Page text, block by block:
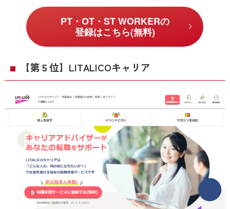
て良かったと思っています。
独自
20代／女性
あまり使用しない私にとっては利用しやすかった
です。
また、質問をしても必ず当日中には返答があるの
も助かりました。
他の転職サイトは電話が多くて、時間を取られて
しまうのがストレスだったので、PT・OT・ST W
ORKERの連絡方法が選べるのは有難かったです。
PT・OT・ST WORKERの
登録はこちら(無料)
【第５位】LITALICOキャリア